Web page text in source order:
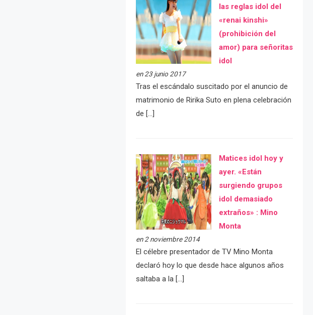
las reglas idol del
«renai kinshi»
(prohibición del
amor) para señoritas
idol
en 23 junio 2017
Tras el escándalo suscitado por el anuncio de
matrimonio de Ririka Suto en plena celebración
de […]
Matices idol hoy y
ayer. «Están
surgiendo grupos
idol demasiado
extraños» : Mino
Monta
en 2 noviembre 2014
El célebre presentador de TV Mino Monta
declaró hoy lo que desde hace algunos años
saltaba a la […]